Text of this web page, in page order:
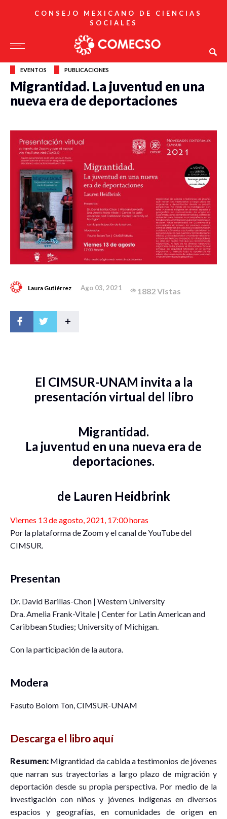
CONSEJO MEXICANO DE CIENCIAS
SOCIALES
EVENTOS PUBLICACIONES
Migrantidad. La juventud en una
nueva era de deportaciones
Laura Gutiérrez Ago 03, 2021 1882 Vistas
+
El CIMSUR-UNAM invita a la
presentación virtual del libro
Migrantidad.
La juventud en una nueva era de
deportaciones.
de Lauren Heidbrink
Viernes 13 de agosto, 2021, 17:00 horas
Por la plataforma de Zoom y el canal de YouTube del
CIMSUR.
Presentan
Dr. Davíd Barillas-Chon | Western University
Dra. Amelia Frank-Vitale | Center for Latin American and
Caribbean Studies; University of Michigan.
Con la participación de la autora.
Modera
Fasuto Bolom Ton, CIMSUR-UNAM
Descarga el libro aquí
Resumen: Migrantidad da cabida a testimonios de jóvenes
que narran sus trayectorias a largo plazo de migración y
deportación desde su propia perspectiva. Por medio de la
investigación con niños y jóvenes indígenas en diversos
espacios y geografías, en comunidades de origen en